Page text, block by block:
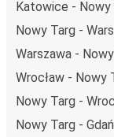
technologie
pasażerom
Średni koszt
Katowice to
jest znacznie
Podróż z: Nowy
Katowice - Nowy
Nowy Targ -
Warszawa -
Wrocław - Nowy
Nowy Targ -
Nowy Targ -